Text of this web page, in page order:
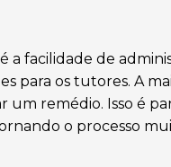
facilidade de
para os tutores. A
um remédio. Isso é
o processo